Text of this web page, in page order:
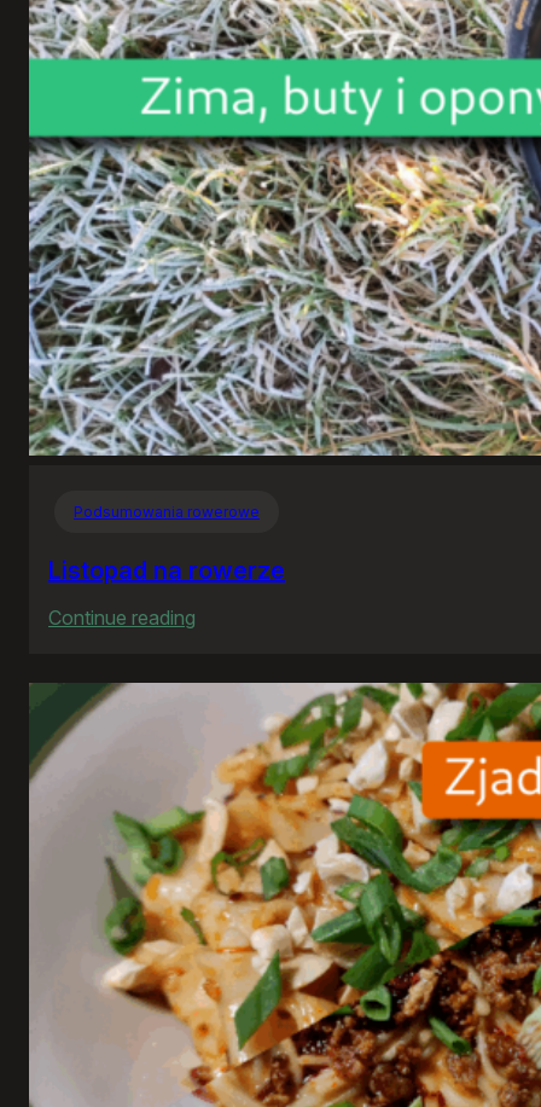
Podsumowania rowerowe
Listopad na rowerze
Continue reading
na
rowerze